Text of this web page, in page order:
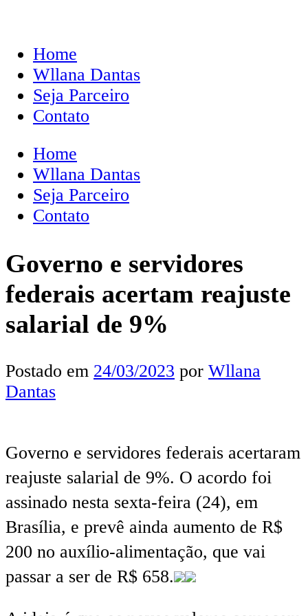
Home
Wllana Dantas
Seja Parceiro
Contato
Home
Wllana Dantas
Seja Parceiro
Contato
Governo e servidores
federais acertam reajuste
salarial de 9%
Postado em 24/03/2023 por Wllana
Dantas
Governo e servidores federais acertaram
reajuste salarial de 9%. O acordo foi
assinado nesta sexta-feira (24), em
Brasília, e prevê ainda aumento de R$
200 no auxílio-alimentação, que vai
passar a ser de R$ 658.